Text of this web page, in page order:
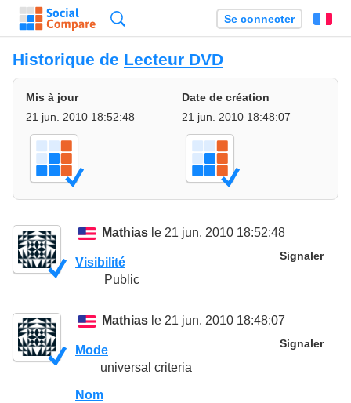
Se connecter
Historique de Lecteur DVD
Mis à jour
21 jun. 2010 18:52:48
Date de création
21 jun. 2010 18:48:07
Mathias le 21 jun. 2010 18:52:48
Signaler
Visibilité
Public
Mathias le 21 jun. 2010 18:48:07
Signaler
Mode
universal criteria
Nom